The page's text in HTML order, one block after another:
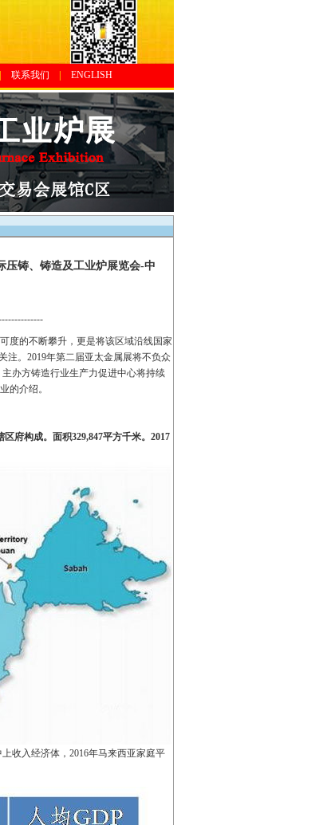
联系我们 ENGLISH
压铸、铸造及工业炉展览会-中
度的不断攀升，更是将该区域沿线国家
注。2019年第二届亚太金属展将不负众
办方铸造行业生产力促进中心将持续
的介绍。
府构成。面积329,847平方千米。2017
收入经济体，2016年马来西亚家庭平